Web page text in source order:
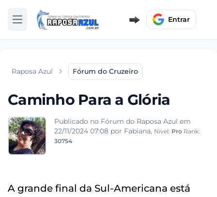
Abrir menu Entrar
Raposa Azul Fórum do Cruzeiro
Caminho Para a Glória
Publicado no Fórum do Raposa Azul em
22/11/2024 07:08 por Fabiana, Nível: Pro Rank:
30754
A grande final da Sul-Americana está